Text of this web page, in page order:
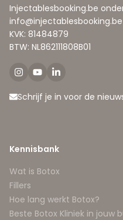
Injectablesbooking.be
info@injectablesbooking.be
KVK: 81484879
BTW: NL862111808B01
Schrijf je in voor de
Kennisbank
Wat is Botox
Fillers
Hoe lang werkt Botox?
Beste Botox Kliniek in jouw